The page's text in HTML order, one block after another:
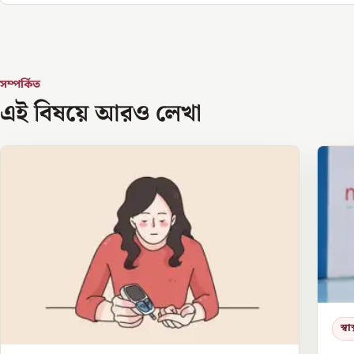
সম্পর্কিত
এই বিষয়ে আরও লেখা